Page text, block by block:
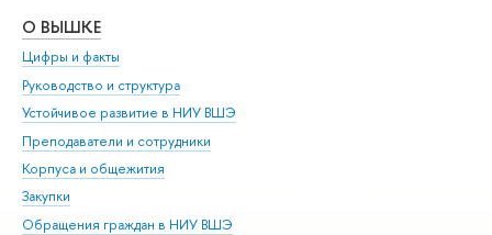
О ВЫШКЕ
Цифры и факты
Руководство и структура
Устойчивое развитие в НИУ ВШЭ
Преподаватели и сотрудники
Корпуса и общежития
Закупки
Обращения граждан в НИУ ВШЭ